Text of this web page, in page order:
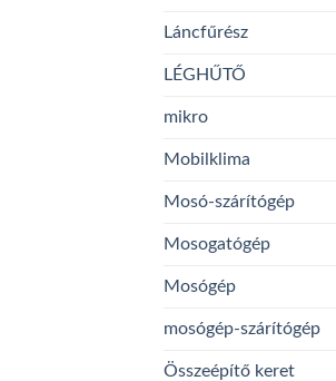
Láncfűrész
LÉGHŰTŐ
mikro
Mobilklima
Mosó-szárítógép
Mosogatógép
Mosógép
mosógép-szárítógép
Összeépítő keret